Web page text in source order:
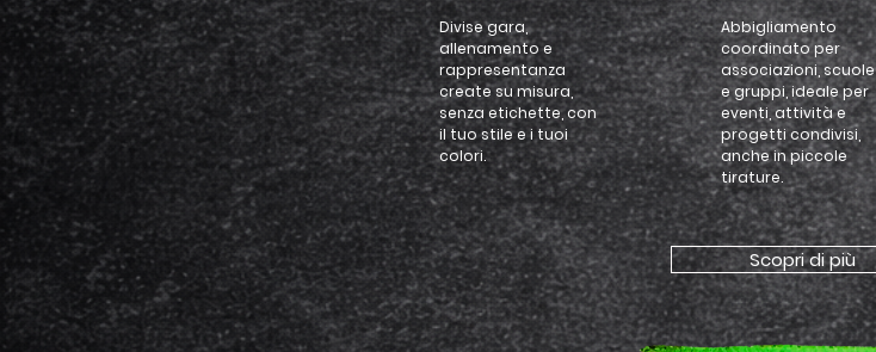
Divise gara,
allenamento e
rappresentanza
create su misura,
senza etichette, con
il tuo stile e i tuoi
colori.
Abbigliamento
coordinato per
associazioni, scuole
e gruppi, ideale per
eventi, attività e
progetti condivisi,
anche in piccole
tirature.
Scopri di più